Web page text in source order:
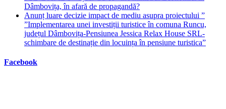
Dâmbovița, în afară de propagandă?
Anunț luare decizie impact de mediu asupra proiectului ”
”Implementarea unei investiții turistice în comuna Runcu,
județul Dâmbovița-Pensiunea Jessica Relax House SRL-
schimbare de destinație din locuința în pensiune turistica”
Facebook